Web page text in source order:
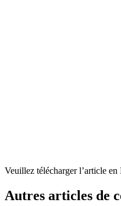
Veuillez télécharger l’article
Autres articles de